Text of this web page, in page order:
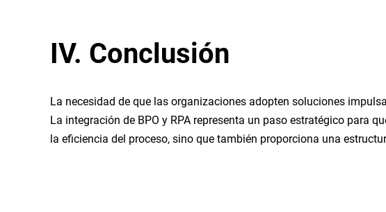
IV. Conclusión
La necesidad de que las organizaciones adopten soluciones
La integración de BPO y RPA representa un paso estratégico para
la eficiencia del proceso, sino que también proporciona una